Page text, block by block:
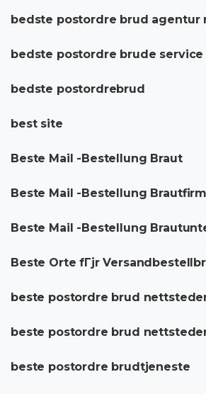
bedste postordre brud agentur
bedste postordre brude service
bedste postordrebrud
best site
Beste Mail -Bestellung Braut
Beste Mail -Bestellung
Beste Mail -Bestellung
Beste Orte fГјr
beste postordre brud
beste postordre brud
beste postordre brudtjeneste